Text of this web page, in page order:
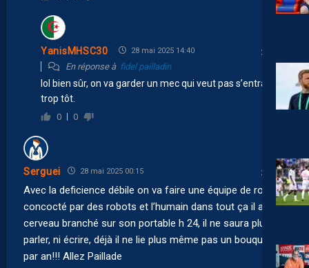
YanisMHSC30 28 mai 2025 14:40
En réponse à fidel pailladin
lol bien sûr, on va garder un mec qui veut pas s’entraîner
trop tôt.
0 0
Serguei 28 mai 2025 00:15
Avec la deficience débile on va faire une équipe de robots
concocté par des robots et l’humain dans tout ça il a le
cerveau branché sur son portable h 24, il ne saura plus
parler, ni écrire, déjà il ne lie plus même pas un bouquin
par an!!! Allez Paillade